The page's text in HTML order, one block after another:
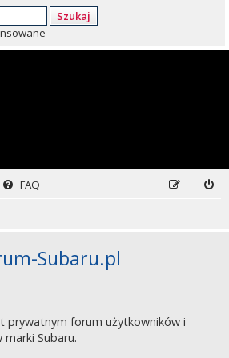
Szukaj
FAQ
Subaru.pl
prywatnym forum użytkowników i
Subaru.